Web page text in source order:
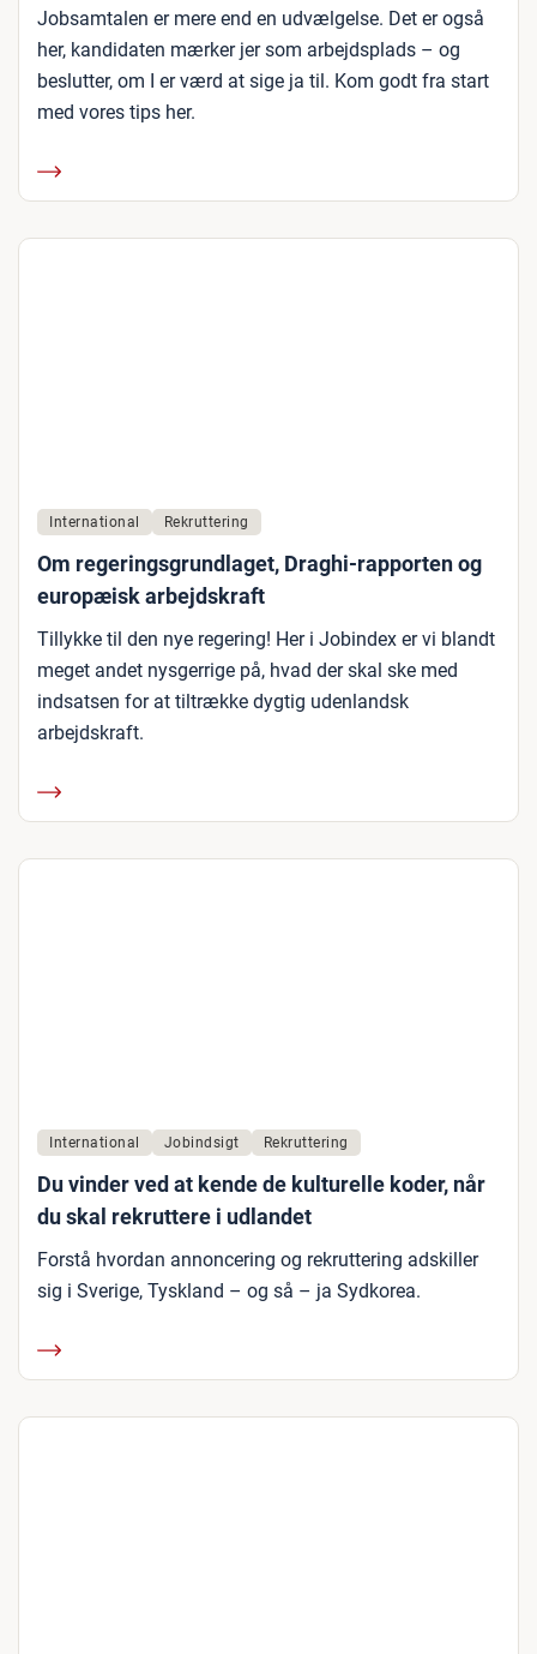
Jobsamtalen er mere end en udvælgelse. Det er også
her, kandidaten mærker jer som arbejdsplads – og
beslutter, om I er værd at sige ja til. Kom godt fra start
med vores tips her.
International Rekruttering
Om regeringsgrundlaget, Draghi-rapporten og
europæisk arbejdskraft
Tillykke til den nye regering! Her i Jobindex er vi blandt
meget andet nysgerrige på, hvad der skal ske med
indsatsen for at tiltrække dygtig udenlandsk
arbejdskraft.
International Jobindsigt Rekruttering
Du vinder ved at kende de kulturelle koder, når
du skal rekruttere i udlandet
Forstå hvordan annoncering og rekruttering adskiller
sig i Sverige, Tyskland – og så – ja Sydkorea.